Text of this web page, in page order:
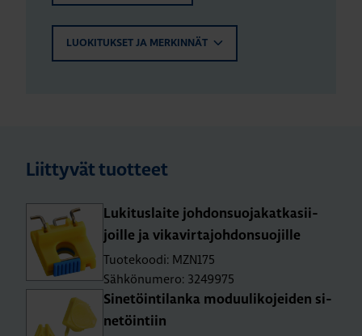
LUOKITUKSET JA MERKINNÄT
Liittyvät tuotteet
Lu­ki­tus­lai­te joh­don­suo­ja­kat­ka­sii­
joil­le ja vi­ka­vir­ta­joh­don­suo­jil­le
Tuotekoodi: MZN175
Sähkönumero: 3249975
Si­ne­töin­ti­lan­ka mo­duu­li­ko­jei­den si­
ne­töin­tiin